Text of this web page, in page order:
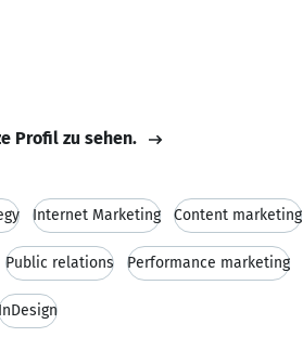
Profil zu sehen.
Internet Marketing Content marketing
Public relations Performance marketing